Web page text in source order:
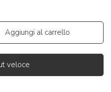
Aggiungi al carrello
veloce